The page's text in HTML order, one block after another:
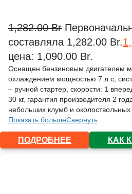
1,282.00Br
составляла 1,282.00 Br.
цена: 1,090.00 Br.
Оснащен бензиновым двигателем
охлаждением мощностью 7 л.с,
– ручной стартер, скорости: 1
30 кг, гарантия производителя 2
небольших клумб и околоствольных
Показать большеСвернуть
ПОДРОБНЕЕ КАК